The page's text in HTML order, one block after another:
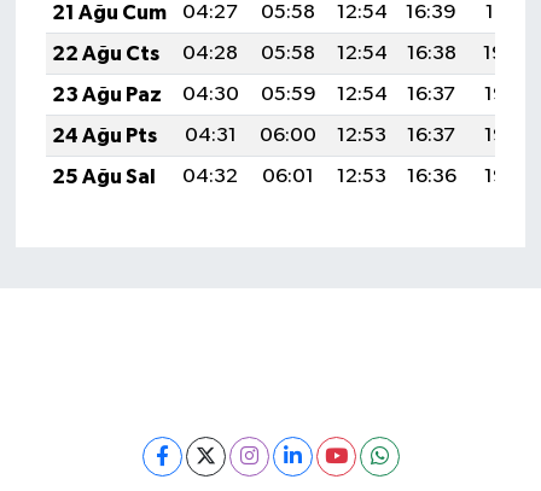
21 Ağu Cum
04:27 05:58 12:54 16:39
19:41
22 Ağu Cts
04:28 05:58 12:54 16:38
19:39
23 Ağu Paz
04:30 05:59 12:54 16:37
19:38
24 Ağu Pts
04:31 06:00 12:53 16:37
19:36
25 Ağu Sal
04:32 06:01 12:53 16:36 19:35